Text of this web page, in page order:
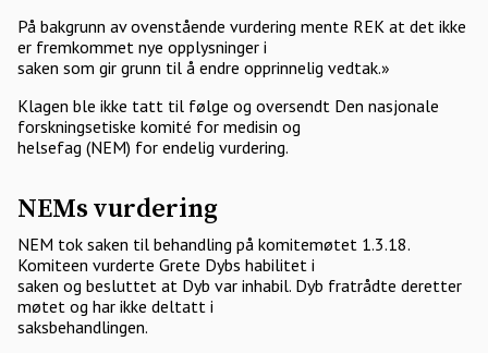
På bakgrunn av ovenstående vurdering mente REK at det ikke
er fremkommet nye opplysninger i
saken som gir grunn til å endre opprinnelig vedtak.»
Klagen ble ikke tatt til følge og oversendt Den nasjonale
forskningsetiske komité for medisin og
helsefag (NEM) for endelig vurdering.
NEMs vurdering
NEM tok saken til behandling på komitemøtet 1.3.18.
Komiteen vurderte Grete Dybs habilitet i
saken og besluttet at Dyb var inhabil. Dyb fratrådte deretter
møtet og har ikke deltatt i
saksbehandlingen.